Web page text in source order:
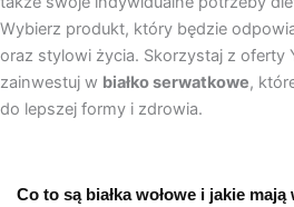
Wybierz produkt, który będzie
oraz stylowi życia. Skorzystaj z oferty
zainwestuj w białko serwatkowe,
do lepszej formy i zdrowia.
Co to są białka wołowe i jakie mają